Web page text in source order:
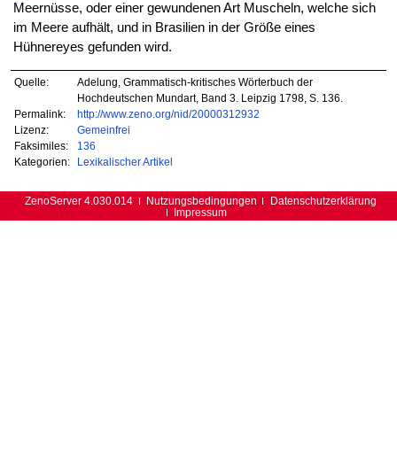
Meernüsse, oder einer gewundenen Art Muscheln, welche sich
im Meere aufhält, und in Brasilien in der Größe eines
Hühnereyes gefunden wird.
Quelle:
Adelung, Grammatisch-kritisches Wörterbuch der
Hochdeutschen Mundart, Band 3. Leipzig 1798, S. 136.
Permalink:
http://www.zeno.org/nid/20000312932
Lizenz:
Gemeinfrei
Faksimiles:
136
Kategorien:
Lexikalischer Artikel
ZenoServer 4.030.014 Nutzungsbedingungen
Datenschutzerklärung
Impressum